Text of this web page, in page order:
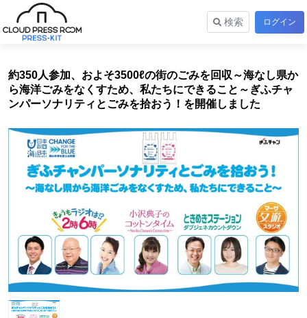
検索 ログイン
約350人参加、およそ3500ℓの街のごみを回収～海なし県か
ら海洋ごみをなくすため、私たちにできること～ぎふチャ
ンパーソナリティとごみを拾おう！を開催しました